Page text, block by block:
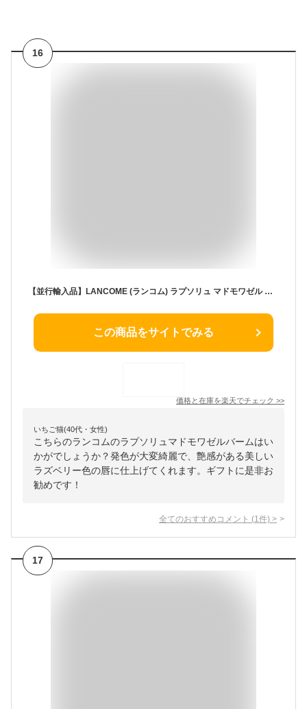
16
【並行輸入品】LANCOME (ランコム) ラプソリュ マドモワゼル バーム #009 CORAL COCOONNG ぷっくりラズベリー
この商品をサイトでみる
価格と在庫を楽天でチェック >>
いちご猫(40代・女性)
こちらのランコムのラプソリュマドモワゼルバームはい
かがでしょうか？発色が大変綺麗で、艶感がある美しい
ラズベリー色の唇に仕上げてくれます。ギフトに是非お
勧めです！
全てのおすすめコメント (1 件) >
17